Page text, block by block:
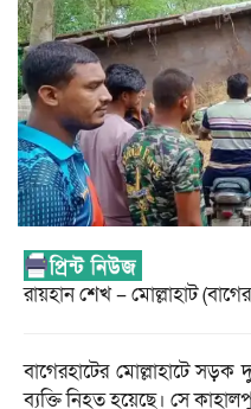
রায়হান শেখ – মোল্লাহাট
বাগেরহাটের মোল্লাহাটে সড়ক
ব্যক্তি নিহত হয়েছে। সে